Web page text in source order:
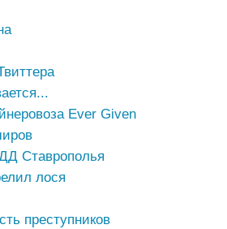
Ever Given
Ставрополья
лося
преступников